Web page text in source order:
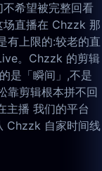
希望被完整回看
场直播在 Chzzk 那
有上限的:较老的直
。Chzzk 的剪辑
是「瞬间」,不是
靠剪辑根本拼不回
主播 我们的平台
Chzzk 自家时间线